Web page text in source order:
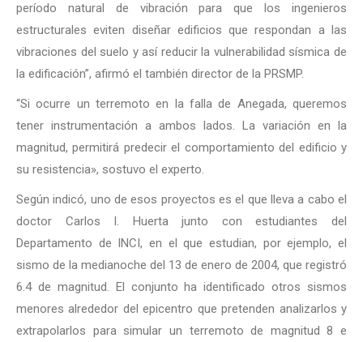
período natural de vibración para que los ingenieros
estructurales eviten diseñar edificios que respondan a las
vibraciones del suelo y así reducir la vulnerabilidad sísmica de
la edificación”, afirmó el también director de la PRSMP.
“Si ocurre un terremoto en la falla de Anegada, queremos
tener instrumentación a ambos lados. La variación en la
magnitud, permitirá predecir el comportamiento del edificio y
su resistencia», sostuvo el experto.
Según indicó, uno de esos proyectos es el que lleva a cabo el
doctor Carlos I. Huerta junto con estudiantes del
Departamento de INCI, en el que estudian, por ejemplo, el
sismo de la medianoche del 13 de enero de 2004, que registró
6.4 de magnitud. El conjunto ha identificado otros sismos
menores alrededor del epicentro que pretenden analizarlos y
extrapolarlos para simular un terremoto de magnitud 8 e